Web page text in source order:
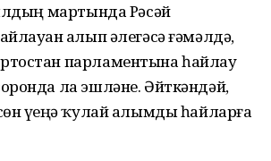
мартында Рәсәй
алып әлегәсә ғәмәл­дә,
парламентына һайлау
ла эшләне. Әйткәндәй,
үҙеңә ҡулай алымды һайларға